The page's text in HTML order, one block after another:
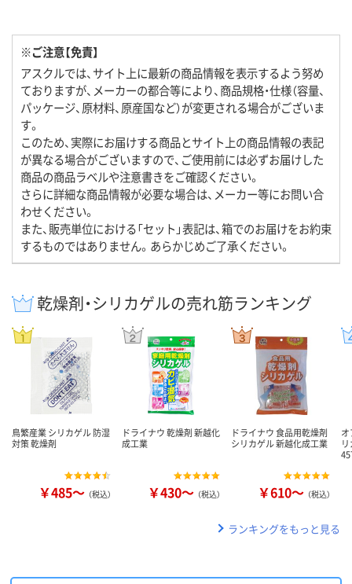
※ご注意【免責】
アスクルでは、サイト上に最新の商品情報を表示するよう努め
ておりますが、メーカーの都合等により、商品規格・仕様（容量、
パッケージ、原材料、原産国など）が変更される場合がございま
す。
このため、実際にお届けする商品とサイト上の商品情報の表記
が異なる場合がございますので、ご使用前には必ずお届けした
商品の商品ラベルや注意書きをご確認ください。
さらに詳細な商品情報が必要な場合は、メーカー等にお問い合
わせください。
また、販売単位における「セット」表記は、箱でのお届けをお約束
するものではありません。あらかじめご了承ください。
乾燥剤・シリカゲルの売れ筋ランキング
鳥繁産業 シリカゲル 防湿
対策 乾燥剤
￥485～ （税込）
ドライナウ 乾燥剤 新越化
成工業
￥430～ （税込）
ドライナウ 食品用乾燥剤
シリカゲル 新越化成工業
￥610～ （税込）
ランキングをもっと見る